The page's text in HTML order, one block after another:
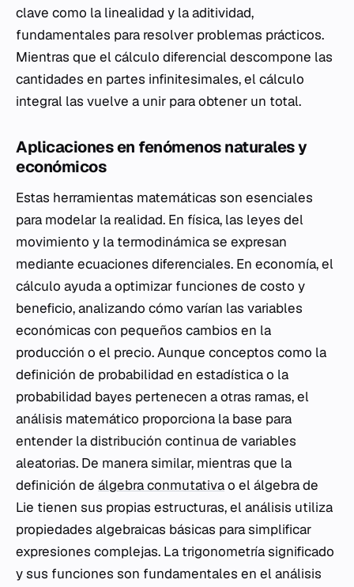
clave como la linealidad y la aditividad,
fundamentales para resolver problemas prácticos.
Mientras que el cálculo diferencial descompone las
cantidades en partes infinitesimales, el cálculo
integral las vuelve a unir para obtener un total.
Aplicaciones en fenómenos naturales y
económicos
Estas herramientas matemáticas son esenciales
para modelar la realidad. En física, las leyes del
movimiento y la termodinámica se expresan
mediante ecuaciones diferenciales. En economía, el
cálculo ayuda a optimizar funciones de costo y
beneficio, analizando cómo varían las variables
económicas con pequeños cambios en la
producción o el precio. Aunque conceptos como la
definición de probabilidad en estadística o la
probabilidad bayes pertenecen a otras ramas, el
análisis matemático proporciona la base para
entender la distribución continua de variables
aleatorias. De manera similar, mientras que la
definición de álgebra conmutativao el álgebra de
Lie tienen sus propias estructuras, el análisis utiliza
propiedades algebraicas básicas para simplificar
expresiones complejas. La trigonometría significado
y sus funciones son fundamentales en el análisis